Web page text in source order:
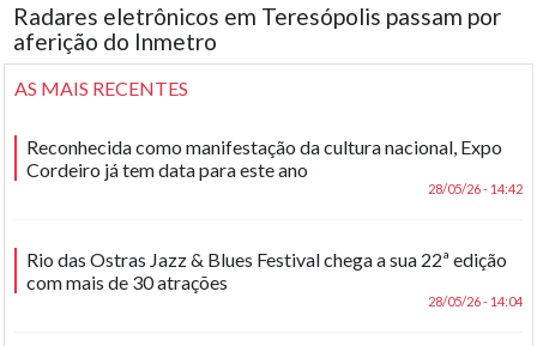
Radares eletrônicos em Teresópolis passam por
aferição do Inmetro
AS MAIS RECENTES
Reconhecida como manifestação da cultura nacional, Expo
Cordeiro já tem data para este ano
28/05/26 - 14:42
Rio das Ostras Jazz & Blues Festival chega a sua 22ª edição
com mais de 30 atrações
28/05/26 - 14:04